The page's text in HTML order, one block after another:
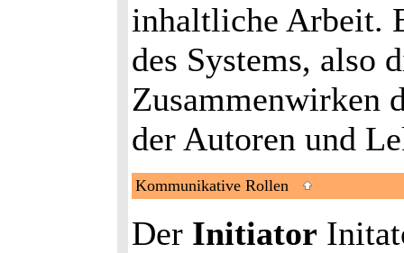
inhaltliche Arbeit.
des Systems, also
Zusammenwirken
der Autoren und
Kommunikative Rollen
Der Initiator